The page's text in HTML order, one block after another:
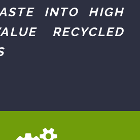
INTO HIGH
RECYCLED